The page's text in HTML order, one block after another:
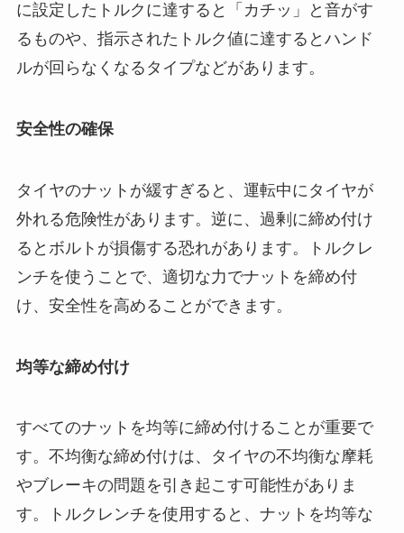
に設定したトルクに達すると「カチッ」と音がす
るものや、指示されたトルク値に達するとハンド
ルが回らなくなるタイプなどがあります。
安全性の確保
タイヤのナットが緩すぎると、運転中にタイヤが
外れる危険性があります。逆に、過剰に締め付け
るとボルトが損傷する恐れがあります。トルクレ
ンチを使うことで、適切な力でナットを締め付
け、安全性を高めることができます。
均等な締め付け
すべてのナットを均等に締め付けることが重要で
す。不均衡な締め付けは、タイヤの不均衡な摩耗
やブレーキの問題を引き起こす可能性がありま
す。トルクレンチを使用すると、ナットを均等な